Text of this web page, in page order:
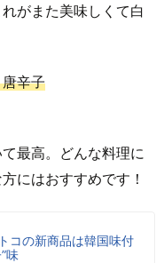
がまた美味しくて白
辛子
最高。どんな料理に
にはおすすめです！
コの新商品は韓国味付
味